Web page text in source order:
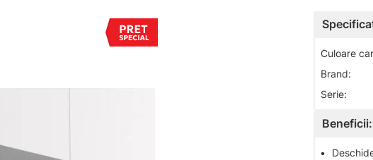
Culoare
Brand:
Serie:
Beneficii:
•